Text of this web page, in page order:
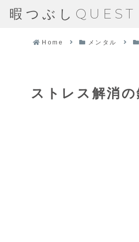
暇つぶしQUEST
Home メンタル
ストレス解消